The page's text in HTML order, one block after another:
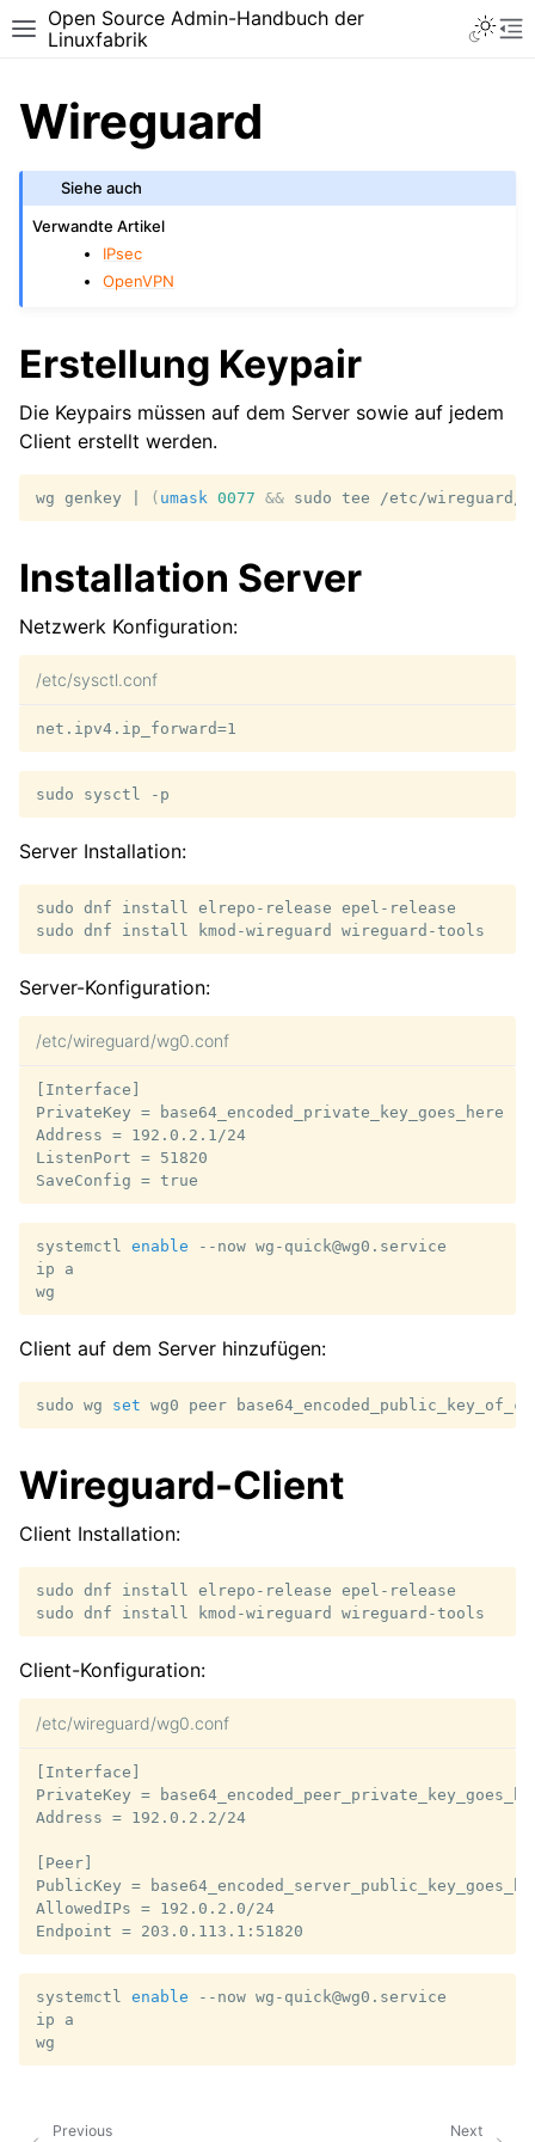
Toggle site navigation sidebar
Open Source Admin-Handbuch der
Linuxfabrik
Wireguard
Siehe auch
Verwandte Artikel
IPsec
OpenVPN
Erstellung Keypair
Die Keypairs müssen auf dem Server sowie auf jedem
Client erstellt werden.
wg genkey ( umask 0077 && sudo tee /etc/wireguard/
Installation Server
Netzwerk Konfiguration:
/etc/sysctl.conf
sudo sysctl
Server Installation:
sudo dnf install elrepo-release epel-release
sudo dnf install kmod-wireguard
Server-Konfiguration:
/etc/wireguard/wg0.conf
[Interface]
PrivateKey = base64_encoded_private_key_goes_here
Address = 192.0.2.1/24
ListenPort = 51820
systemctl enable --now wg-quick@wg0.service
ip
a
Client auf dem Server hinzufügen:
sudo wg set wg0 peer
Wireguard-Client
Client Installation:
sudo dnf install elrepo-release epel-release
sudo dnf install kmod-wireguard
Client-Konfiguration:
/etc/wireguard/wg0.conf
[Interface]
PrivateKey =
Address = 192.0.2.2/24
[Peer]
PublicKey =
AllowedIPs = 192.0.2.0/24
systemctl enable --now wg-quick@wg0.service
ip
a
Next
Previous